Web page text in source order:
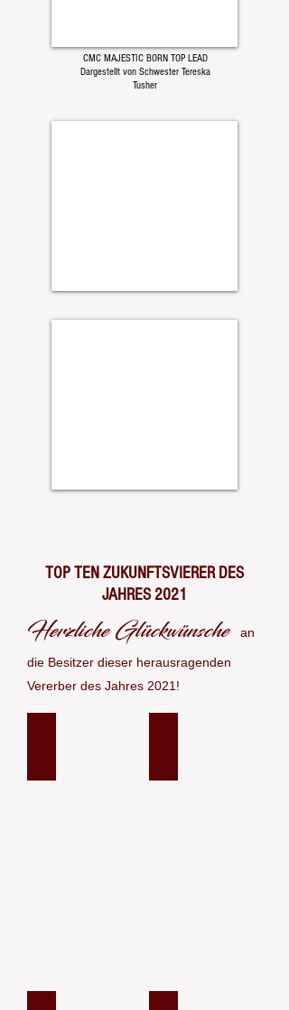
CMC MAJESTIC BORN TOP LEAD
Dargestellt von Schwester Tereska
Tusher
TOP TEN ZUKUNFTSVIERER DES
JAHRES 2021
Herzliche Glückwünsche an
die Besitzer dieser herausragenden
Vererber des Jahres 2021!